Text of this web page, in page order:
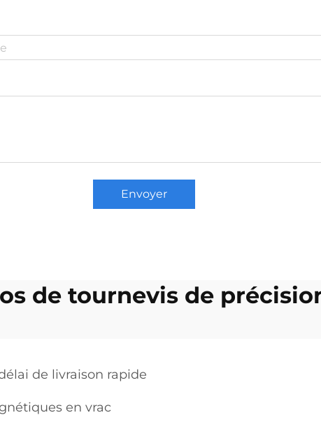
Envoyer
de tournevis de
de livraison rapide
en vrac